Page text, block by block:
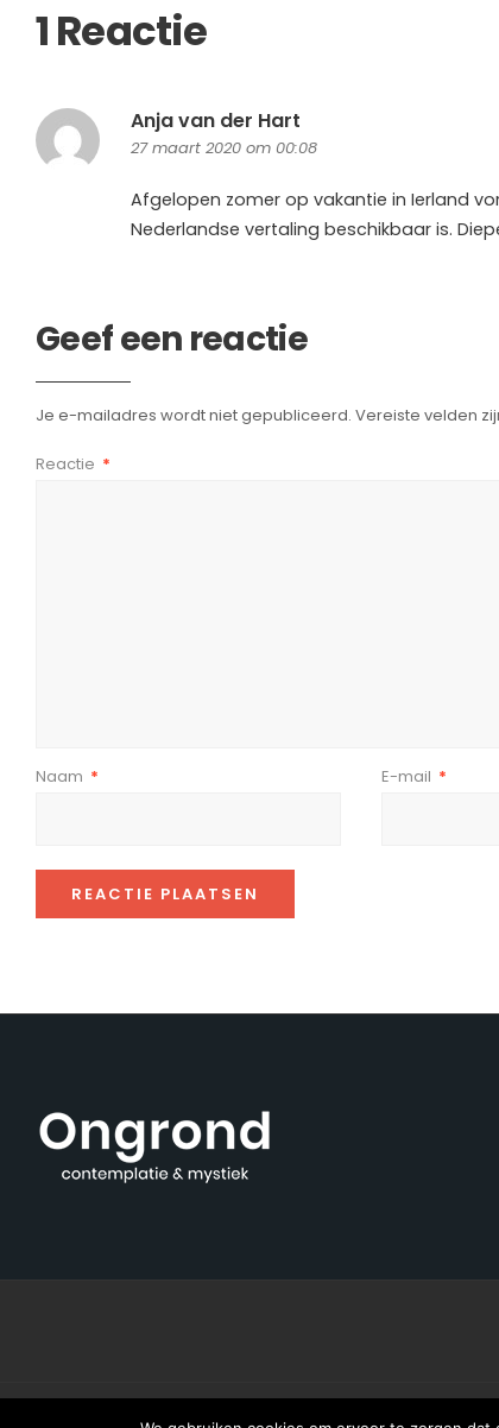
1 Reactie
Anja van der Hart
27 maart 2020 om 00:08
Afgelopen zomer op vakantie in Ierland
Nederlandse vertaling beschikbaar is.
Geef een reactie
Je e-mailadres wordt niet gepubliceerd. Vereiste velden
Reactie *
Naam * E-mail *